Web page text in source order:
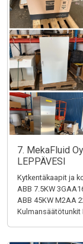
7. MekaFluid
LEPPÄVESI
Kytkentäkaapit ja
ABB 7.5KW
ABB 45KW M2AA
Kulmansäätötunkit